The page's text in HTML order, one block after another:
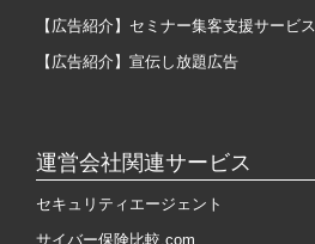
【広告紹介】セミナー集客支援サービス
【広告紹介】宣伝し放題広告
運営会社関連サービス
セキュリティエージェント
サイバー保険比較.com